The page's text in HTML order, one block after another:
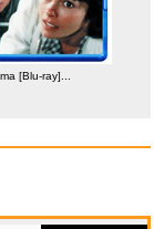
[Blu-ray]...